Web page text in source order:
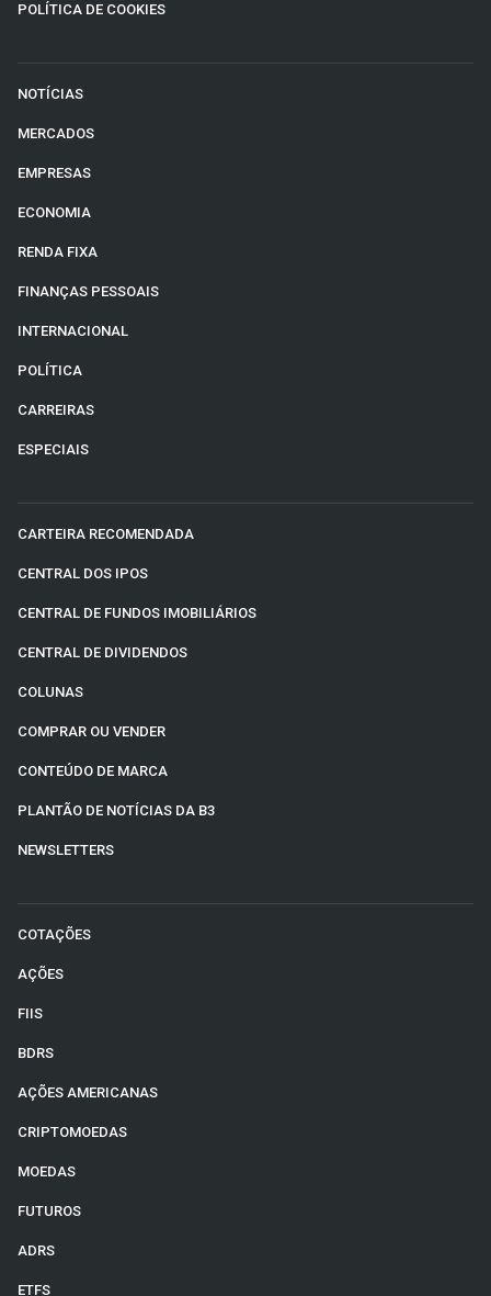
POLÍTICA DE COOKIES
NOTÍCIAS
MERCADOS
EMPRESAS
ECONOMIA
RENDA FIXA
FINANÇAS PESSOAIS
INTERNACIONAL
POLÍTICA
CARREIRAS
ESPECIAIS
CARTEIRA RECOMENDADA
CENTRAL DOS IPOS
CENTRAL DE FUNDOS IMOBILIÁRIOS
CENTRAL DE DIVIDENDOS
COLUNAS
COMPRAR OU VENDER
CONTEÚDO DE MARCA
PLANTÃO DE NOTÍCIAS DA B3
NEWSLETTERS
COTAÇÕES
AÇÕES
FIIS
BDRS
AÇÕES AMERICANAS
CRIPTOMOEDAS
MOEDAS
FUTUROS
ADRS
ETFS